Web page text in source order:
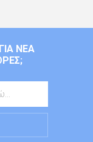
ΝΈΑ